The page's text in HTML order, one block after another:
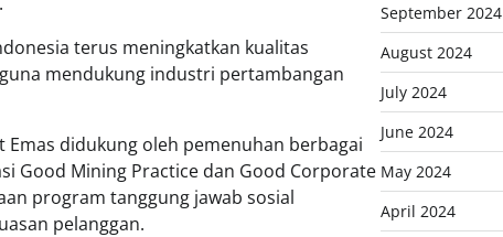
terus meningkatkan kualitas
mendukung industri pertambangan
Emas didukung oleh pemenuhan berbagai
Good Mining Practice dan Good Corporate
program tanggung jawab sosial
pelanggan.
September 2024
August 2024
July 2024
June 2024
May 2024
April 2024